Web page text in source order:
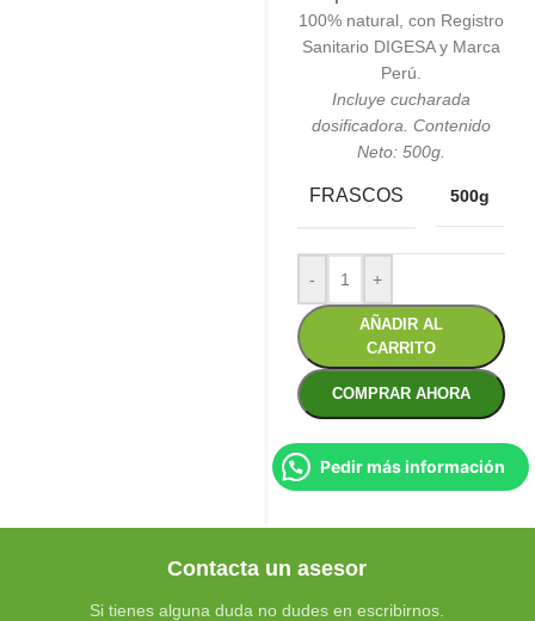
100% natural, con Registro
Sanitario DIGESA y Marca
Perú.
Incluye cucharada
dosificadora. Contenido
Neto: 500g.
FRASCOS 500g
- +
AÑADIR AL
CARRITO
COMPRAR AHORA
Pedir más información
Contacta un asesor
Si tienes alguna duda no dudes en escribirnos.